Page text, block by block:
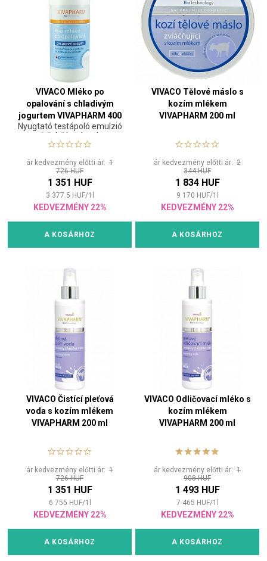
VIVACO Mléko po
opalování s chladivým
jogurtem VIVAPHARM 400
ml
Nyugtató testápoló emulzió
hűsítő hatással
ár kedvezmény előtti ár: 1
726 HUF
1 351 HUF
3 377.5 HUF/1
KEDVEZMÉNY 22%
A KOSÁRHOZ
VIVACO Tělové máslo s
kozím mlékem
VIVAPHARM 200 ml
ár kedvezmény előtti ár: 2
344 HUF
1 834 HUF
9 170 HUF/1
KEDVEZMÉNY 22%
A KOSÁRHOZ
VIVACO Čistící pleťová
voda s kozím mlékem
VIVAPHARM 200 ml
ár kedvezmény előtti ár: 1
726 HUF
1 351 HUF
6 755 HUF/1
KEDVEZMÉNY 22%
A KOSÁRHOZ
VIVACO Odličovací mléko s
kozím mlékem
VIVAPHARM 200 ml
ár kedvezmény előtti ár: 1
908 HUF
1 493 HUF
7 465 HUF/1
KEDVEZMÉNY 22%
A KOSÁRHOZ